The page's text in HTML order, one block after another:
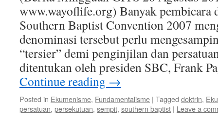
www.wayoflife.org) Banyak pembicara
Southern Baptist Convention 2007
denominasi tersebut perlu
“tersier” demi penginjilan dan
ditentukan oleh presiden SBC, Frank
Continue reading →
Posted in Ekumenisme, Fundamentalisme | Tagged doktrin,
persatuan, persekutuan, sempit, southern baptist | Leave a